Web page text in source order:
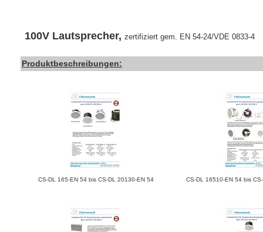
100V Lautsprecher, zertifiziert gem. EN 54-24/VDE 0833-4
Produktbeschreibungen:
CS-DL 165-EN 54 bis CS-DL 20130-EN 54 CS-DL 16510-EN 54 bis